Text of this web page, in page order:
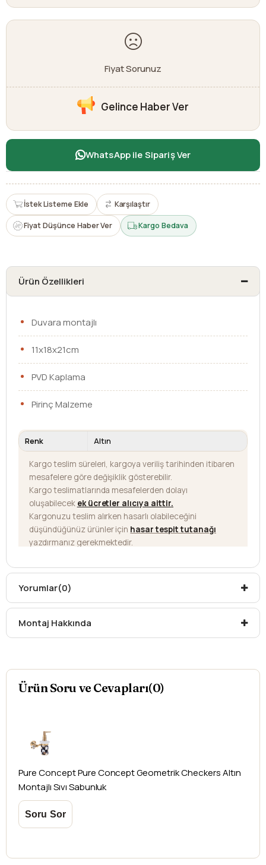
Fiyat Sorunuz
Gelince Haber Ver
WhatsApp ile Sipariş Ver
İstek Listeme Ekle Karşılaştır
Fiyat Düşünce Haber Ver Kargo Bedava
Ürün Özellikleri
Duvara montajlı
11x18x21cm
PVD Kaplama
Pirinç Malzeme
Renk Altın
Kargo teslim süreleri, kargoya veriliş tarihinden itibaren
mesafelere göre değişiklik gösterebilir.
Kargo teslimatlarında mesafelerden dolayı
oluşabilecek ek ücretler alıcıya aittir.
Kargonuzu teslim alırken hasarlı olabileceğini
düşündüğünüz ürünler için hasar tespit tutanağı
yazdırmanız gerekmektedir.
yapılamamaktadır.
Yorumlar(0)
Montaj Hakkında
Ürün Soru ve Cevapları(0)
Pure ConceptPure Concept Geometrik Checkers Altın
Montajlı Sıvı Sabunluk